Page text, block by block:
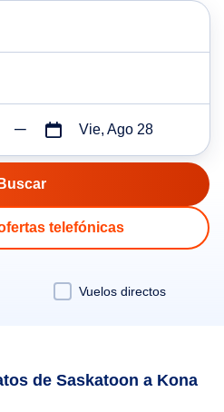
Vie, Ago 28
telefónicas
Vuelos directos
de Saskatoon a Kona